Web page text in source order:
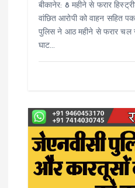
बीकानेर: 8 महीने से फरार
वांछित आरोपी को वाहन सहित
पुलिस ने आठ महीने से फरार चल
घाट…